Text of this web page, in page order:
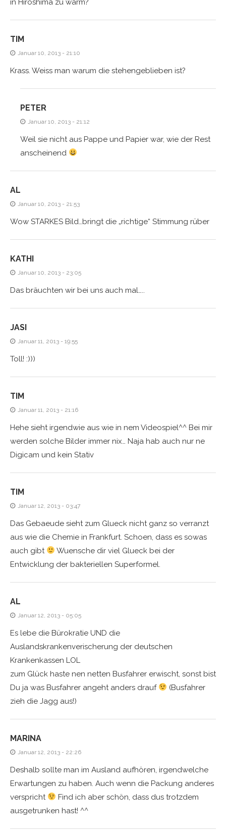
in Hiroshima zu warm?
TIM
Januar 10, 2013 - 21:10
Krass. Weiss man warum die stehengeblieben ist?
PETER
Januar 10, 2013 - 21:12
Weil sie nicht aus Pappe und Papier war, wie der Rest
anscheinend
AL
Januar 10, 2013 - 21:53
Wow STARKES Bild…bringt die „richtige“ Stimmung rüber
KATHI
Januar 10, 2013 - 23:05
Das bräuchten wir bei uns auch mal…..
JASI
Januar 11, 2013 - 19:55
Toll! :)))
TIM
Januar 11, 2013 - 21:16
Hehe sieht irgendwie aus wie in nem Videospiel^^ Bei mir
werden solche Bilder immer nix… Naja hab auch nur ne
Digicam und kein Stativ
TIM
Januar 12, 2013 - 03:47
Das Gebaeude sieht zum Glueck nicht ganz so verranzt
aus wie die Chemie in Frankfurt. Schoen, dass es sowas
auch gibt
Wuensche dir viel Glueck bei der
Entwicklung der bakteriellen Superformel.
AL
Januar 12, 2013 - 05:05
Es lebe die Bürokratie UND die
Auslandskrankenverischerung der deutschen
Krankenkassen LOL
zum Glück haste nen netten Busfahrer erwischt, sonst bist
Du ja was Busfahrer angeht anders drauf
(Busfahrer
zieh die Jagg aus!)
MARINA
Januar 12, 2013 - 22:26
Deshalb sollte man im Ausland aufhören, irgendwelche
Erwartungen zu haben. Auch wenn die Packung anderes
verspricht
Find ich aber schön, dass dus trotzdem
ausgetrunken hast! ^^